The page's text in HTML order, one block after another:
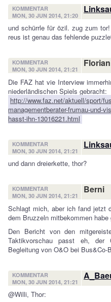
KOMMENTAR
MON, 30 JUN 2014, 21:20
und schürrle für özil. zug zum
reus ist genau das fehlende
KOMMENTAR
MON, 30 JUN 2014, 21:21
Florian
Die FAZ hat vie Interview
niederländischen Spiels gebracht:
http://www.faz.net/aktuell/sport/
managementberater-frumau-und-
hasst-ihn-13016221.html
KOMMENTAR
MON, 30 JUN 2014, 21:21
und dann dreierkette, thor?
KOMMENTAR
MON, 30 JUN 2014, 21:21
Berni
Schlagt mich, aber ich fand jetzt
dem Bruzzeln mitbekommen habe
Den Bericht von den
Taktikvorschau passt eh, der
Begleitung von O&O bei
KOMMENTAR
MON, 30 JUN 2014, 21:21
@Willi, Thor: